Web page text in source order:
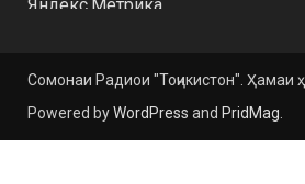
Сомонаи Радиои "Тоҷикистон". Ҳамаи
Powered byWordPress and PridMag